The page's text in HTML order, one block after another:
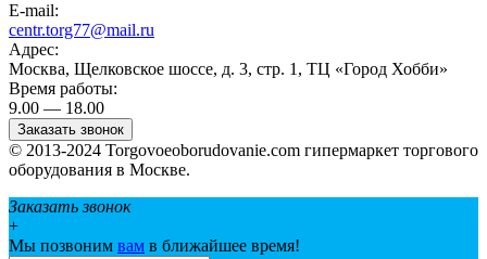
E-mail:
centr.torg77@mail.ru
Адрес:
Москва, Щелковское шоссе, д. 3, стр. 1, ТЦ «Город Хобби»
Время работы:
9.00 — 18.00
Заказать звонок
© 2013-2024 Torgovoeoborudovanie.com гипермаркет торгового
оборудования в Москве.
Заказать звонок
+
Мы позвоним вам в ближайшее время!